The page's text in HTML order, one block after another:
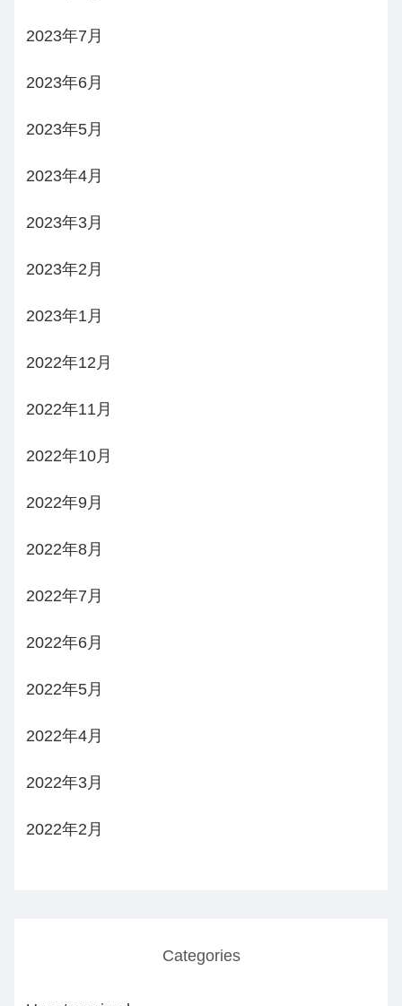
2023年7月
2023年6月
2023年5月
2023年4月
2023年3月
2023年2月
2023年1月
2022年12月
2022年11月
2022年10月
2022年9月
2022年8月
2022年7月
2022年6月
2022年5月
2022年4月
2022年3月
2022年2月
Categories